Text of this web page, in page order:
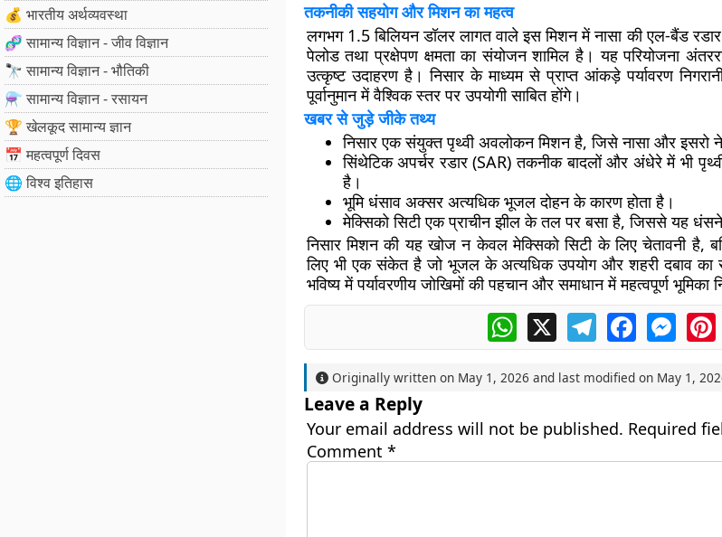
💰 भारतीय अर्थव्यवस्था
🧬 सामान्य विज्ञान - जीव विज्ञान
🔭 सामान्य विज्ञान - भौतिकी
⚗️ सामान्य विज्ञान - रसायन
🏆 खेलकूद सामान्य ज्ञान
📅 महत्वपूर्ण दिवस
🌐 विश्व इतिहास
तकनीकी सहयोग और मिशन का महत्व
लगभग 1.5 बिलियन डॉलर लागत वाले इस मिशन में नासा की एल-बैंड
पेलोड तथा प्रक्षेपण क्षमता का संयोजन शामिल है। यह परियोजना
उत्कृष्ट उदाहरण है। निसार के माध्यम से प्राप्त आंकड़े पर्यावरण
पूर्वानुमान में वैश्विक स्तर पर उपयोगी साबित होंगे।
खबर से जुड़े जीके तथ्य
निसार एक संयुक्त पृथ्वी अवलोकन मिशन है, जिसे नासा और इसरो
सिंथेटिक अपर्चर रडार (SAR) तकनीक बादलों और अंधेरे में भी
है।
भूमि धंसाव अक्सर अत्यधिक भूजल दोहन के कारण होता है।
मेक्सिको सिटी एक प्राचीन झील के तल पर बसा है, जिससे यह
निसार मिशन की यह खोज न केवल मेक्सिको सिटी के लिए चेतावनी है,
लिए भी एक संकेत है जो भूजल के अत्यधिक उपयोग और शहरी दबाव का
भविष्य में पर्यावरणीय जोखिमों की पहचान और समाधान में महत्वपूर्ण भूमिका
WhatsApp
X TelegramFacebook
Originally written on May 1, 2026 and last modified on May 1,
Leave a Reply
Your email address will not be published. Required
Comment *